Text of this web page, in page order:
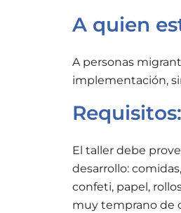
A quien
A personas
implementación,
Requisitos:
El taller debe
desarrollo:
confeti, papel,
muy temprano de